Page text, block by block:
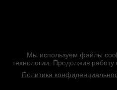
Мы используем файлы
технологии. Продолжив
Политика